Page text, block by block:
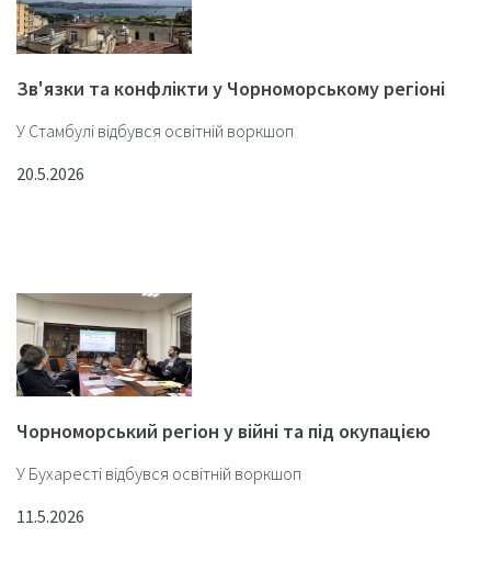
Зв'язки та конфлікти у Чорноморському регіоні
У Стамбулі відбувся освітній воркшоп
20.5.2026
Чорноморський регіон у війні та під окупацією
У Бухаресті відбувся освітній воркшоп
11.5.2026